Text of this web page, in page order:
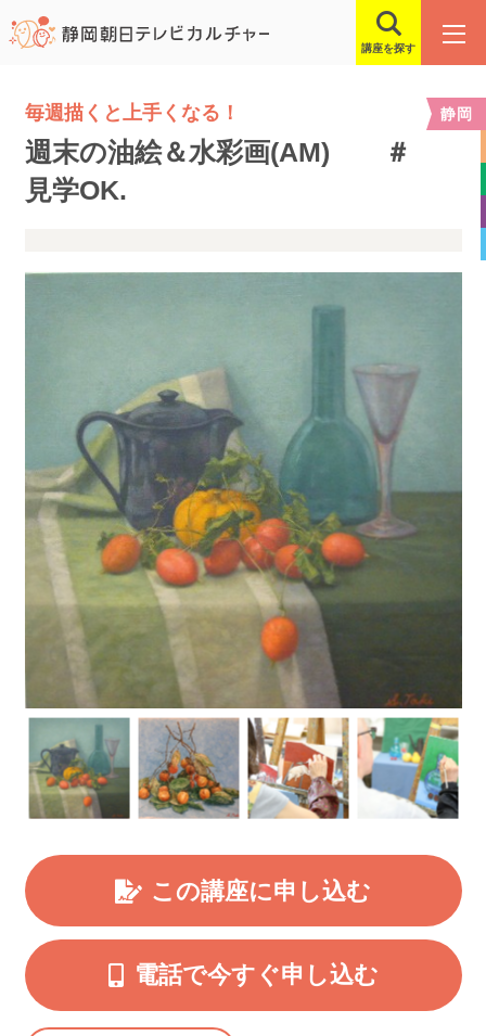
講座を探す
静岡
毎週描くと上手くなる！
週末の油絵＆水彩画(AM) ＃
見学OK.
この講座に申し込む
電話で今すぐ申し込む